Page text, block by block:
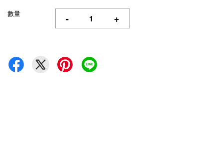
數量 - +